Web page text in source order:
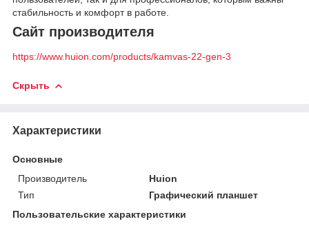
стабильность и комфорт в работе.
Сайт производителя
https://www.huion.com/products/kamvas-22-gen-3
Скрыть
Характеристики
Основные
Производитель
Huion
Тип
Графический планшет
Пользовательские характеристики